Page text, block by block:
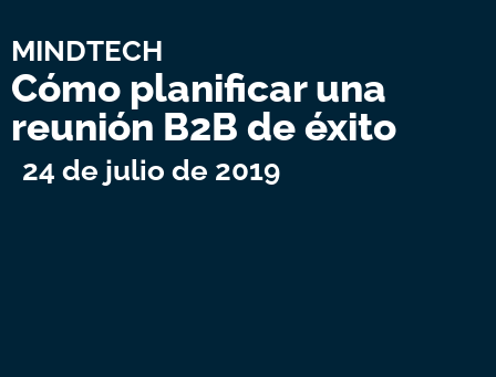
MINDTECH
Cómo planificar una
reunión B2B de éxito
24 de julio de 2019